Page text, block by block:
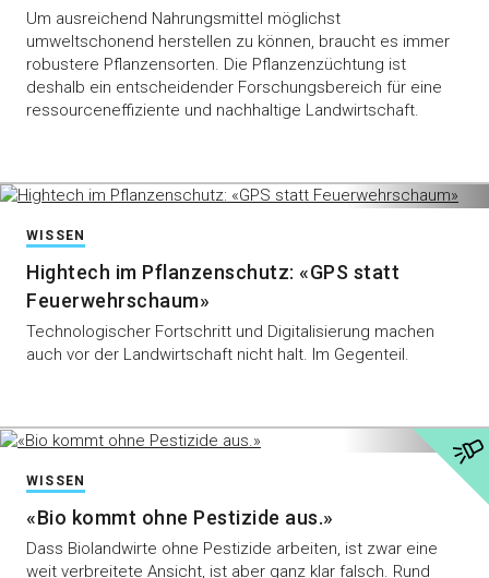
Um ausreichend Nahrungsmittel möglichst
umweltschonend herstellen zu können, braucht es immer
robustere Pflanzensorten. Die Pflanzenzüchtung ist
deshalb ein entscheidender Forschungsbereich für eine
ressourceneffiziente und nachhaltige Landwirtschaft.
WISSEN
Hightech im Pflanzenschutz: «GPS statt
Feuerwehrschaum»
Technologischer Fortschritt und Digitalisierung machen
auch vor der Landwirtschaft nicht halt. Im Gegenteil.
WISSEN
«Bio kommt ohne Pestizide aus.»
Dass Biolandwirte ohne Pestizide arbeiten, ist zwar eine
weit verbreitete Ansicht, ist aber ganz klar falsch. Rund